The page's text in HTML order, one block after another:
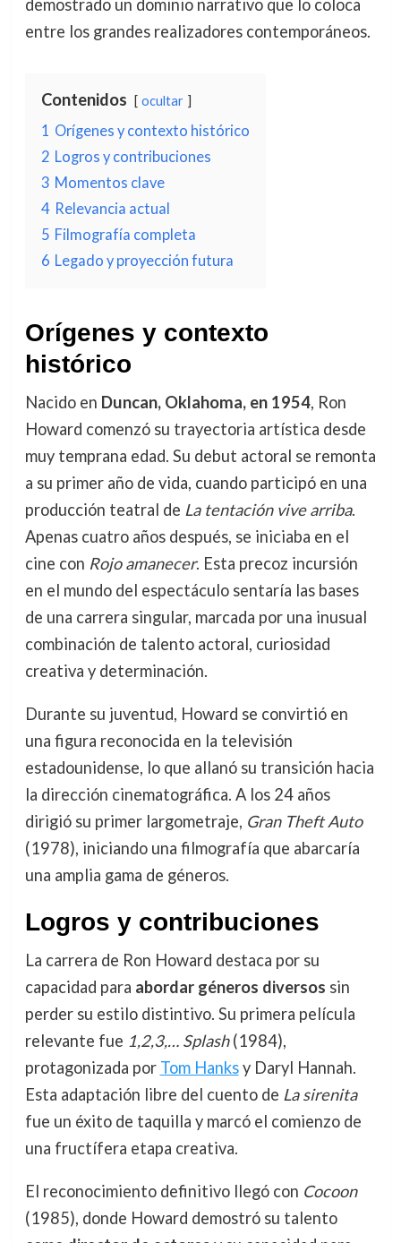
demostrado un dominio narrativo que lo coloca
entre los grandes realizadores contemporáneos.
Contenidos ocultar
1 Orígenes y contexto histórico
2 Logros y contribuciones
3 Momentos clave
4 Relevancia actual
5 Filmografía completa
6 Legado y proyección futura
Orígenes y contexto
histórico
Nacido en Duncan, Oklahoma, en 1954, Ron
Howard comenzó su trayectoria artística desde
muy temprana edad. Su debut actoral se remonta
a su primer año de vida, cuando participó en una
producción teatral de La tentación vive arriba.
Apenas cuatro años después, se iniciaba en el
cine con Rojo amanecer. Esta precoz incursión
en el mundo del espectáculo sentaría las bases
de una carrera singular, marcada por una inusual
combinación de talento actoral, curiosidad
creativa y determinación.
Durante su juventud, Howard se convirtió en
una figura reconocida en la televisión
estadounidense, lo que allanó su transición hacia
la dirección cinematográfica. A los 24 años
dirigió su primer largometraje, Gran Theft Auto
(1978), iniciando una filmografía que abarcaría
una amplia gama de géneros.
Logros y contribuciones
La carrera de Ron Howard destaca por su
capacidad para abordar géneros diversos sin
perder su estilo distintivo. Su primera película
relevante fue 1,2,3,… Splash(1984),
protagonizada por Tom Hanksy Daryl Hannah.
Esta adaptación libre del cuento de La sirenita
fue un éxito de taquilla y marcó el comienzo de
una fructífera etapa creativa.
El reconocimiento definitivo llegó con Cocoon
(1985), donde Howard demostró su talento